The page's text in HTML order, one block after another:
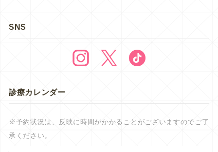
SNS
診療カレンダー
※予約状況は、反映に時間がかかることがございますのでご了
承ください。